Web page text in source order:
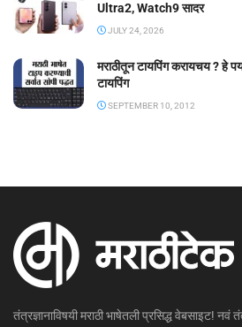
Ultra2, Watch9 सादर
JULY 24, 2026
मराठीतून टायपिंग करायचय ? हे
टायपिंग
SEPTEMBER 10, 2012
तंत्रज्ञानाविषयी मराठी भाषेतली प्रसिद्ध वेबसाइट!